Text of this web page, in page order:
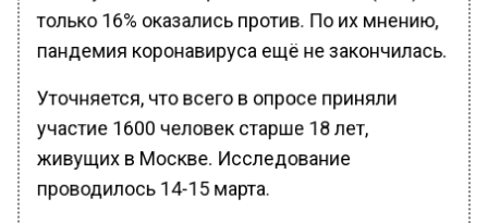
только 16% оказались против. По их мнению,
пандемия коронавируса ещё не закончилась.
Уточняется, что всего в опросе приняли
участие 1600 человек старше 18 лет,
живущих в Москве. Исследование
проводилось 14-15 марта.